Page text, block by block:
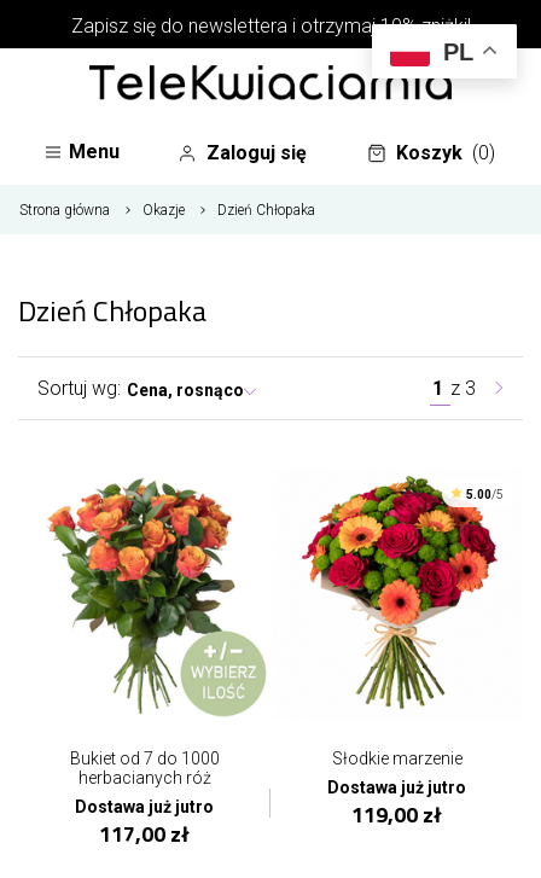
Zapisz się do newslettera i otrzymaj 10% zniżki!
Menu Zaloguj się Koszyk (0)
Strona główna Okazje Dzień Chłopaka
Dzień Chłopaka
Sortuj wg: Cena, rosnąco 1 z 3
Bukiet od 7 do 1000
herbacianych róż
Dostawa już jutro
117,00 zł
5.00/5
Słodkie marzenie
Dostawa już jutro
119,00 zł
PL